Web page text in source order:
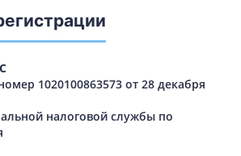
1020100863573 от 28 декабря
налоговой службы по